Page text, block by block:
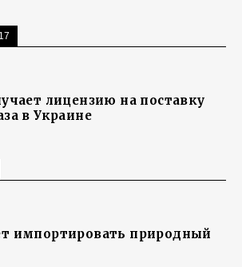
лицензию на поставку
в Украине
импортировать природный